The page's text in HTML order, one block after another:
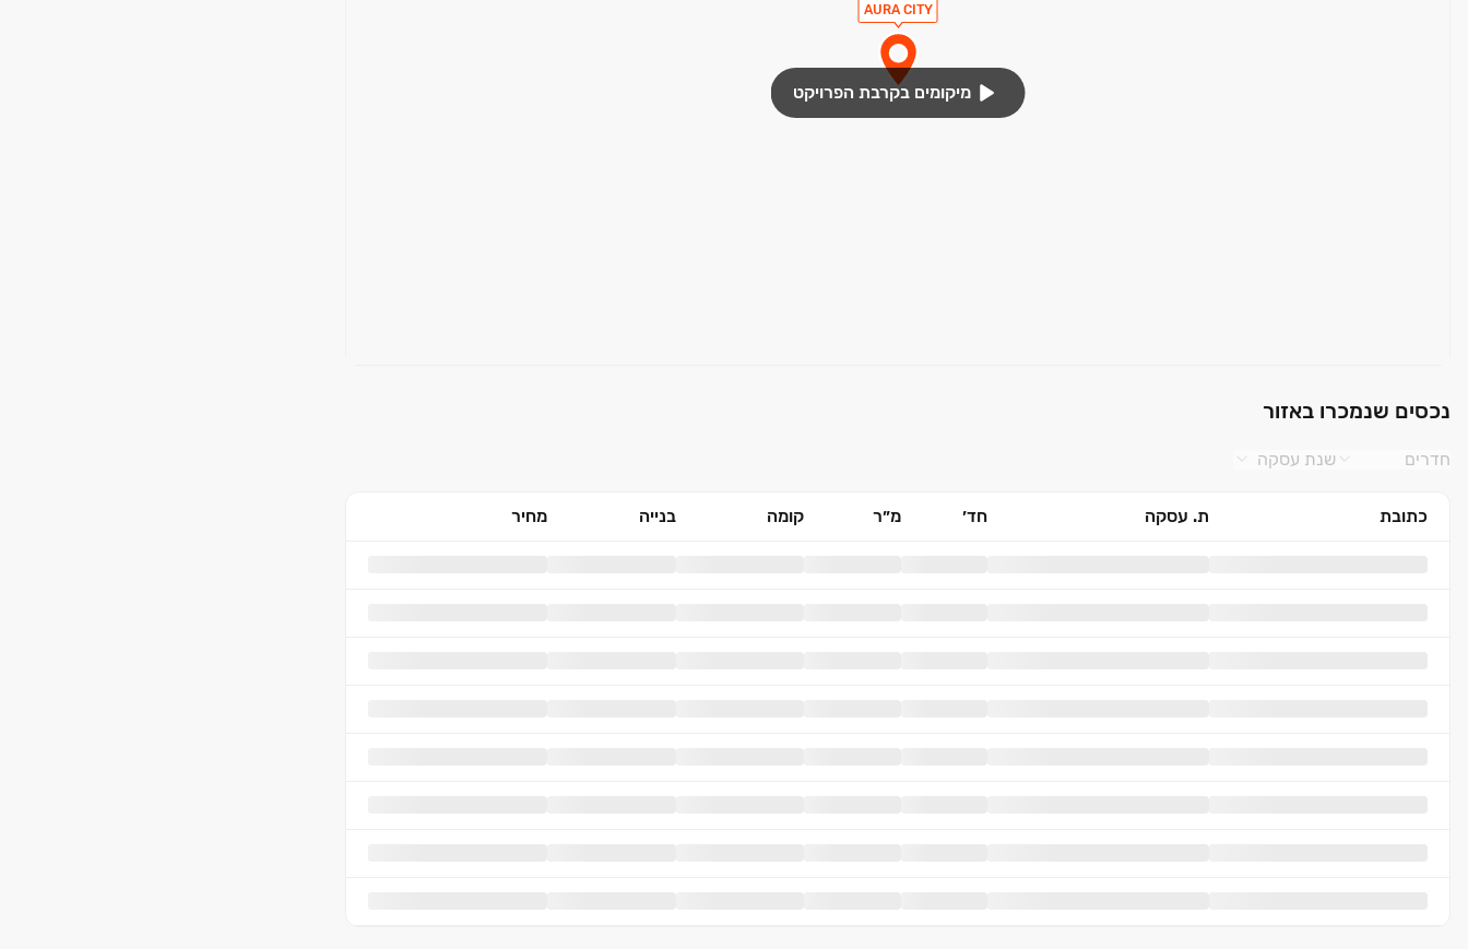
AURA CITY
מיקומים בקרבת הפרויקט
נכסים שנמכרו באזור
חדרים שנת עסקה
כתובת ת. עסקה חד׳ מ״ר קומה בנייה מחיר